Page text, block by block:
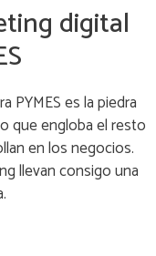
digital
PYMES es la piedra
que engloba el resto
en los negocios.
llevan consigo una